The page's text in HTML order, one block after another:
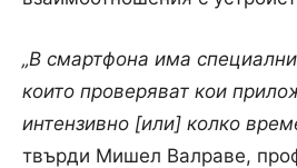
„В смартфона има
които проверяват кои
интензивно [или] колко
твърди Мишел Валраве,